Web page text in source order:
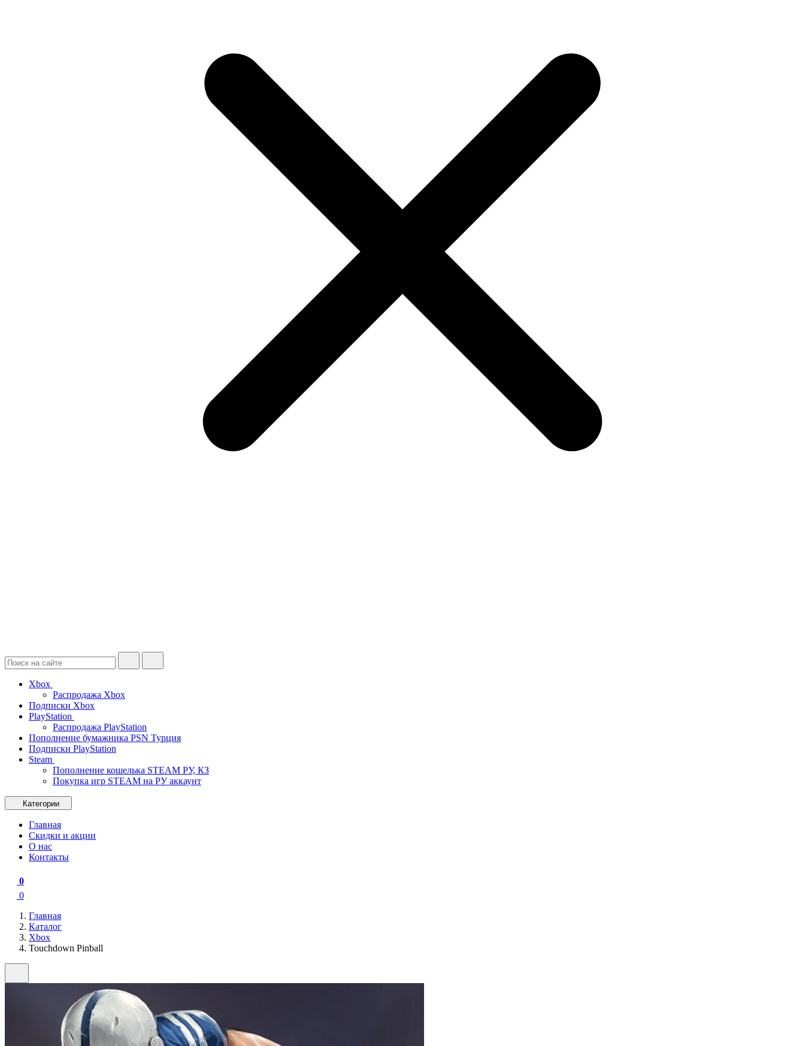
Xbox
Распродажа Xbox
Подписки Xbox
PlayStation
Распродажа PlayStation
Пополнение бумажника PSN Турция
Подписки PlayStation
Steam
Пополнение кошелька STEAM РУ, КЗ
Покупка игр STEAM на РУ аккаунт
Категории
Главная
Скидки и акции
О нас
Контакты
0
0
Главная
Каталог
Xbox
Touchdown Pinball